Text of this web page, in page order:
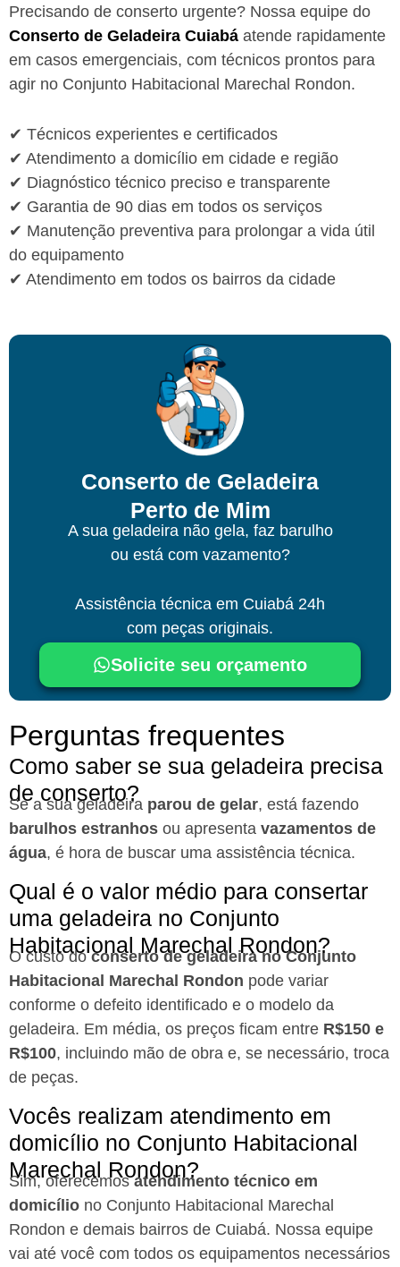
Precisando de conserto urgente? Nossa equipe do
Conserto de Geladeira Cuiabá atende rapidamente
em casos emergenciais, com técnicos prontos para
agir no Conjunto Habitacional Marechal Rondon.
✔ Técnicos experientes e certificados
✔ Atendimento a domicílio em cidade e região
✔ Diagnóstico técnico preciso e transparente
✔ Garantia de 90 dias em todos os serviços
✔ Manutenção preventiva para prolongar a vida útil
do equipamento
✔ Atendimento em todos os bairros da cidade
Conserto de Geladeira
Perto de Mim
A sua geladeira não gela, faz barulho
ou está com vazamento?
Assistência técnica em Cuiabá 24h
com peças originais.
Solicite seu orçamento
Perguntas frequentes
Como saber se sua geladeira precisa
de conserto?
Se a sua geladeira parou de gelar, está fazendo
barulhos estranhos ou apresenta vazamentos de
água, é hora de buscar uma assistência técnica.
Qual é o valor médio para consertar
uma geladeira no Conjunto
Habitacional Marechal Rondon?
O custo doconserto de geladeira no Conjunto
Habitacional Marechal Rondon pode variar
conforme o defeito identificado e o modelo da
geladeira. Em média, os preços ficam entre R$150 e
R$100, incluindo mão de obra e, se necessário, troca
de peças.
Vocês realizam atendimento em
domicílio no Conjunto Habitacional
Marechal Rondon?
Sim, oferecemosatendimento técnico em
domicílio no Conjunto Habitacional Marechal
Rondon e demais bairros de Cuiabá. Nossa equipe
vai até você com todos os equipamentos necessários